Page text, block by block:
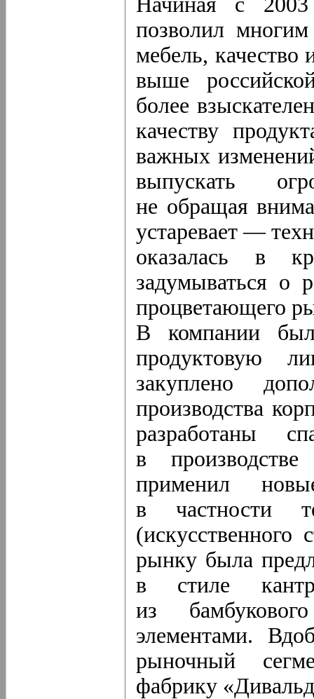
позволил
мебель, качество
выше
более
качеству
важных
выпускать
не обращая
устаревает —
оказалась в
задумываться о
процветающего
В компании
продуктовую
закуплено
производства
разработаны
в
применил
в частности
рынку была
в стиле
из
элементами.
рыночный
фабрику